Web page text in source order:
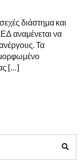
διάστημα και
αναμένεται να
Τα
[…]